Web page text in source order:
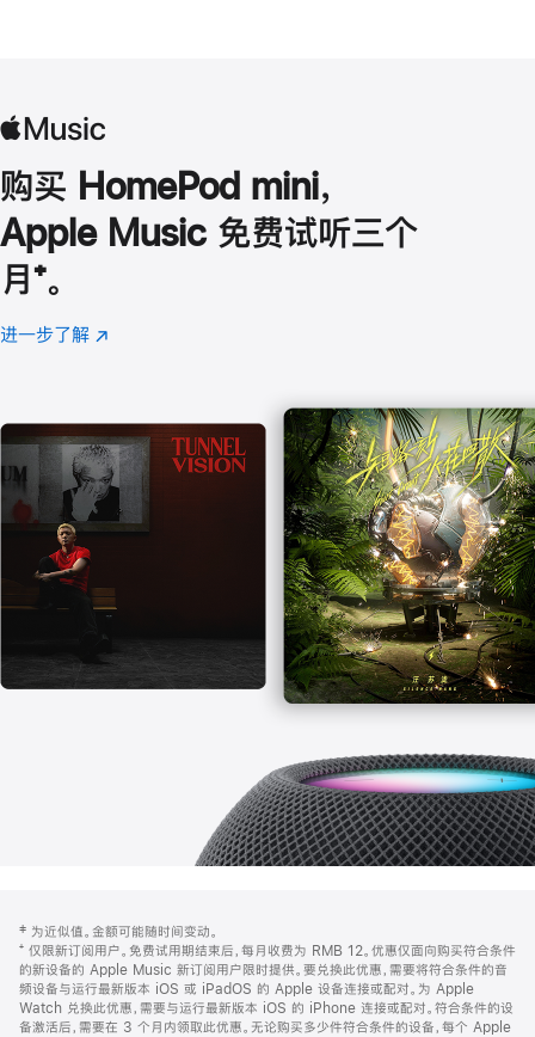
购买 HomePod mini，
Apple Music 免费试听三个
月 脚
注
⁺。
进一步了解 Apple
(在
口
中
打
开)
页
页
脚
注
‡ 为近似值。金额可能随时间变动。
⁺ 仅限新订阅用户。免费试用期结束后，每月收费为 RMB 12。优惠仅面向购买符合条件
的新设备的 Apple Music 新订阅用户限时提供。要兑换此优惠，需要将符合条件的音
频设备与运行最新版本 iOS 或 iPadOS 的 Apple 设备连接或配对。为 Apple
Watch 兑换此优惠，需要与运行最新版本 iOS 的 iPhone 连接或配对。符合条件的设
备激活后，需要在 3 个月内领取此优惠。无论购买多少件符合条件的设备，每个 Apple